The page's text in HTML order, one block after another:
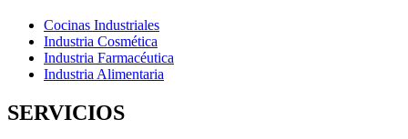
Cocinas Industriales
Industria Cosmética
Industria Farmacéutica
Industria Alimentaria
SERVICIOS